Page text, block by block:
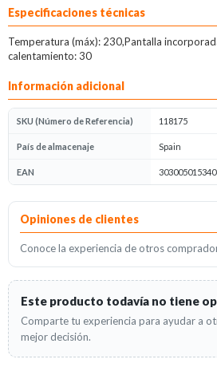
Descripción del producto
Especificaciones técnicas
Temperatura (máx): 230,Pantalla
calentamiento: 30
Información adicional
SKU (Número de Referencia) 118175
País de almacenaje Spain
EAN
Opiniones
Opiniones de clientes
Conoce la experiencia de otros
Este producto todavía no tiene
Comparte tu experiencia para ayudar a
mejor decisión.